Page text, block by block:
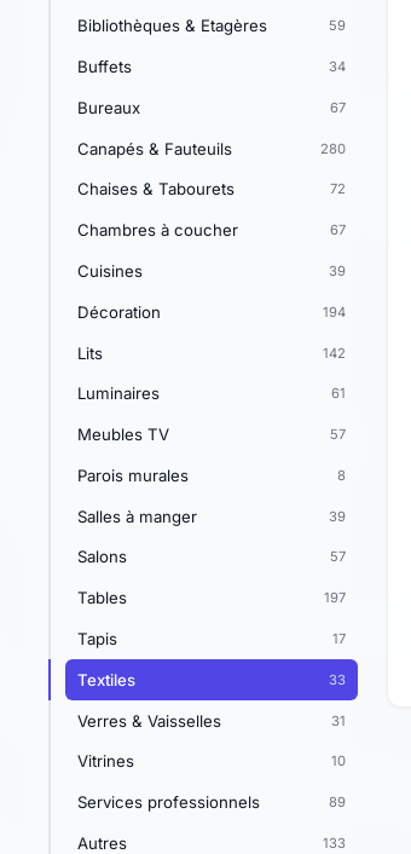
Bibliothèques & Etagères 59
Buffets 34
Bureaux 67
Canapés & Fauteuils 280
Chaises & Tabourets 72
Chambres à coucher 67
Cuisines 39
Décoration 194
Lits 142
Luminaires 61
Meubles TV 57
Parois murales 8
Salles à manger 39
Salons 57
Tables 197
Tapis 17
Textiles 33
Verres & Vaisselles 31
Vitrines 10
Services professionnels 89
Autres 133